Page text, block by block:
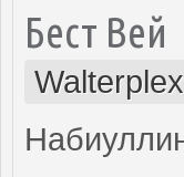
Бест Вей